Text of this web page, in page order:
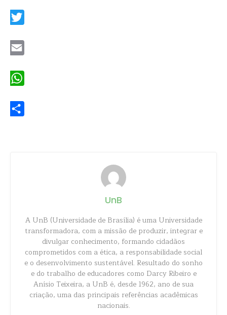
UnB
A UnB (Universidade de Brasília) é uma Universidade
transformadora, com a missão de produzir, integrar e
divulgar conhecimento, formando cidadãos
comprometidos com a ética, a responsabilidade social
e o desenvolvimento sustentável. Resultado do sonho
e do trabalho de educadores como Darcy Ribeiro e
Anísio Teixeira, a UnB é, desde 1962, ano de sua
criação, uma das principais referências acadêmicas
nacionais.